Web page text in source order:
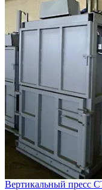
Вертикальный